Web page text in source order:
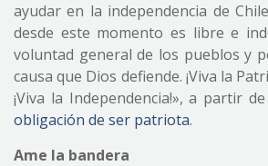
ayudar en la independencia de
desde este momento es libre e
voluntad general de los pueblos y
causa que Dios defiende. ¡Viva la
¡Viva la Independencia!», a partir
obligación de ser patriota.
Ame la bandera